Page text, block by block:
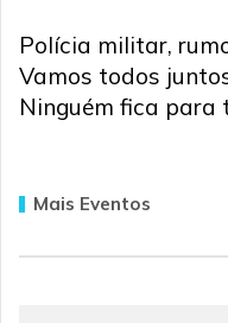
Polícia militar,
Vamos todos
Ninguém fica para
Mais Eventos